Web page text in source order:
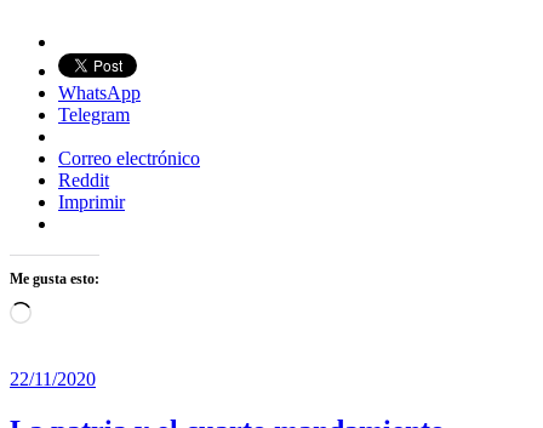
WhatsApp
Telegram
Correo electrónico
Reddit
Imprimir
Me gusta esto:
Cargando...
22/11/2020